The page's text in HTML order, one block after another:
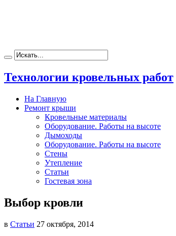
Технологии кровельных работ
На Главную
Ремонт крыши
Кровельные материалы
Оборудование. Работы на высоте
Дымоходы
Оборудование. Работы на высоте
Стены
Утепление
Статьи
Гостевая зона
Выбор кровли
в Статьи 27 октября, 2014